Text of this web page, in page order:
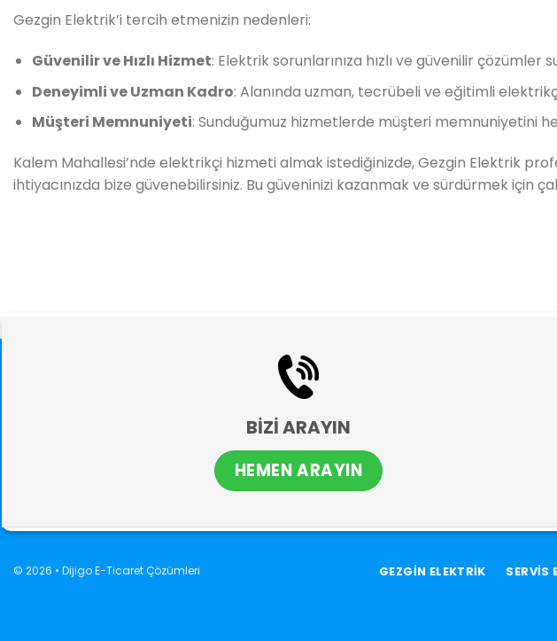
Gezgin Elektrik’i tercih etmenizin nedenleri:
Güvenilir ve Hızlı Hizmet: Elektrik sorunlarınıza hızlı ve güvenilir çözümler
Deneyimli ve Uzman Kadro: Alanında uzman, tecrübeli ve eğitimli
Müşteri Memnuniyeti: Sunduğumuz hizmetlerde müşteri memnuniyetini
Kalem Mahallesi’nde elektrikçi hizmeti almak istediğinizde, Gezgin Elektrik
ihtiyacınızda bize güvenebilirsiniz. Bu güveninizi kazanmak ve sürdürmek için
BİZİ ARAYIN
HEMEN ARAYIN
© 2026 • Dijigo E-Ticaret Çözümleri GEZGİN ELEKTRİK SERVİS